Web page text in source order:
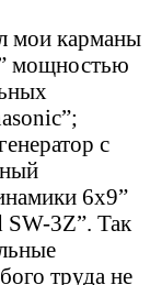
мои карманы
мощностью
с
6x9”
SW-3Z”. Так
труда не